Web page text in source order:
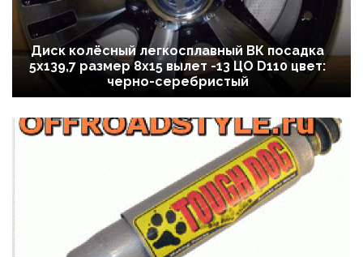
Диск колёсный легкосплавный ВК посадка
5x139,7 размер 8х15 вылет -13 ЦО D110 цвет:
черно-серебристый